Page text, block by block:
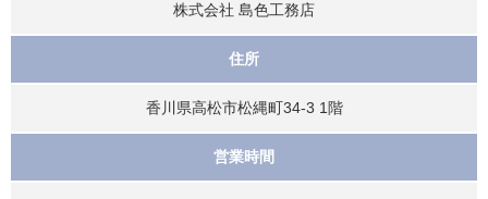
株式会社 島色工務店
住所
香川県高松市松縄町34-3 1階
営業時間